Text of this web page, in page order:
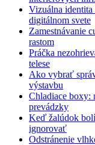
Vizuálna identita
digitálnom svete
Zamestnávanie
rastom
Práčka
telese
Ako vybrať
výstavbu
Chladiace boxy:
prevádzky
Keď žalúdok bolí
ignorovať
Odstránenie